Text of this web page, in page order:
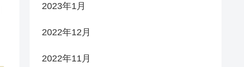
2023年1月
2022年12月
2022年11月